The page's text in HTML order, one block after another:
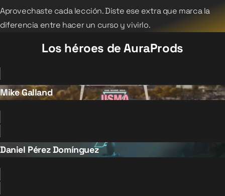
Aprovechaste cada lección. Diste ese extra que marca la
diferencia entre hacer un curso y vivirlo.
Los héroes de AuraProds
Mike Galland
Daniel Pérez Domínguez